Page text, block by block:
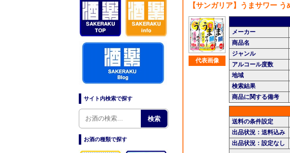
サイト内検索で探す
検索
お酒の種類で探す
【サンガリア】うまサワー う
代表画像
メーカー
商品名
ジャンル
アルコール度数
地域
検索結果
商品に関する備考
送料の条件設定
出品状況：送料込み
出品状況：設定なし